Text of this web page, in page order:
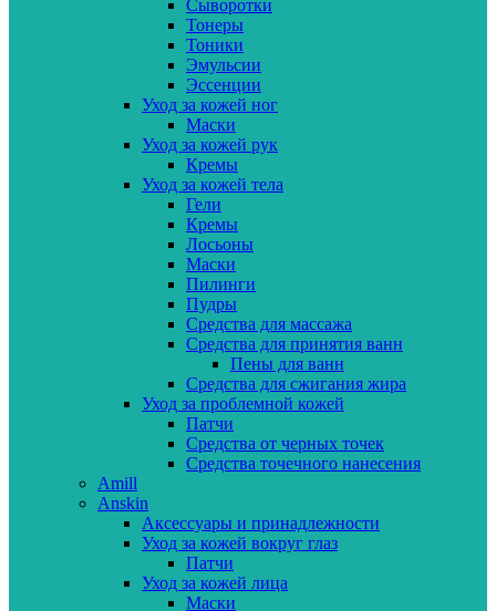
Сыворотки
Тонеры
Тоники
Эмульсии
Эссенции
Уход за кожей ног
Маски
Уход за кожей рук
Кремы
Уход за кожей тела
Гели
Кремы
Лосьоны
Маски
Пилинги
Пудры
Средства для массажа
Средства для принятия ванн
Пены для ванн
Средства для сжигания жира
Уход за проблемной кожей
Патчи
Средства от черных точек
Средства точечного нанесения
Amill
Anskin
Аксессуары и принадлежности
Уход за кожей вокруг глаз
Патчи
Уход за кожей лица
Маски